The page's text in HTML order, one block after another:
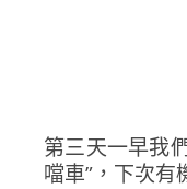
第三天一早我
噹車”，下次